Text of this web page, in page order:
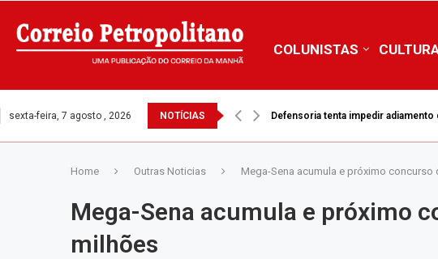
COLUNISTAS
sexta-feira, 7 agosto , 2026 NOTÍCIAS Defensoria tenta impedir adiamento
Home Outras Noticias Mega-Sena acumula e próximo concurso
Mega-Sena acumula e próximo
milhões